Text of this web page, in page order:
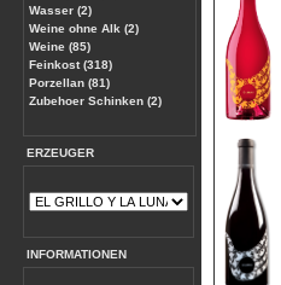
Wasser (2)
Weine ohne Alk (2)
Weine (85)
Feinkost (318)
Porzellan (81)
Zubehoer Schinken (2)
ERZEUGER
INFORMATIONEN